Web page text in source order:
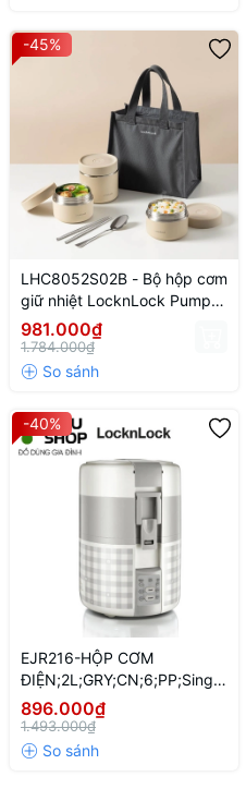
-45%
LHC8052S02B - Bộ hộp cơm
giữ nhiệt LocknLock Pump
Vacuum Lunch box
(300ml*2, 500ml*1, bộ đũa
và thìa, túi) - Màu be
981.000₫
1.784.000₫
-40%
EJR216-HỘP CƠM
ĐIỆN;2L;GRY;CN;6;PP;Single
;220-240V, 50/60HZ,270W
896.000₫
1.493.000₫